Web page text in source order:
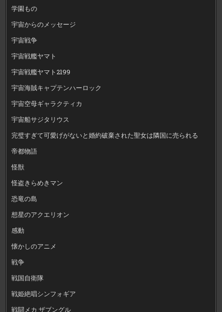
学園もの
宇宙からのメッセージ
宇宙戦争
宇宙戦艦ヤマト
宇宙戦艦ヤマト2199
宇宙海賊キャプテンハーロック
宇宙空母ギャラクティカ
宇宙船サジタリウス
完璧すぎて可愛げがないと婚約破棄された聖女は隣国に売られる
帝都物語
怪獣
怪盗きらめきマン
恐竜の島
想星のアクエリオン
感動
懐かしのアニメ
戦争
戦国自衛隊
戦姫絶唱シンフォギア
戦闘メカ ザブングル